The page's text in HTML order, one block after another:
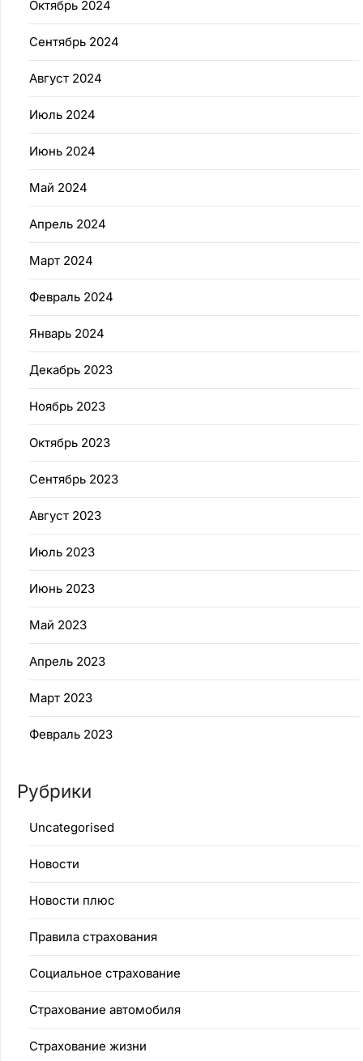
Октябрь 2024
Сентябрь 2024
Август 2024
Июль 2024
Июнь 2024
Май 2024
Апрель 2024
Март 2024
Февраль 2024
Январь 2024
Декабрь 2023
Ноябрь 2023
Октябрь 2023
Сентябрь 2023
Август 2023
Июль 2023
Июнь 2023
Май 2023
Апрель 2023
Март 2023
Февраль 2023
Рубрики
Uncategorised
Новости
Новости плюс
Правила страхования
Социальное страхование
Страхование автомобиля
Страхование жизни